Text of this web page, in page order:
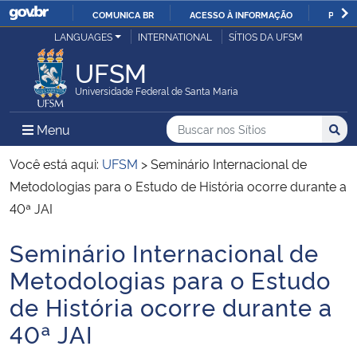
IR
COMUNICA BR ACESSO À INFORMAÇÃO
Ministério da Justiça e Segurança Pública
Ministério da Defesa
Ministério das Relações Exteriores
Ministério da Economia
Ministério da Infraestrutura
Ministério da Agricultura, Pecuária e Abastecimento
Ministério da Educação
LANGUAGES INTERNATIONAL SÍTIOS DA UFSM
UFSM
Universidade Federal de Santa Maria
Menu Menu Principal do Sítio
Busca
Buscar no nos Sítios
Busca:
Você está aqui: UFSM >Seminário Internacional de
Metodologias para o Estudo de História ocorre durante a
40ª JAI
Início do conteúdo
Seminário Internacional de
Metodologias para o Estudo
de História ocorre durante a
40ª JAI